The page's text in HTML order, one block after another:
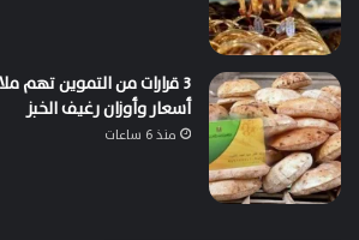
3 قرارات من التموين تهم
أسعار وأوزان رغيف الخبز
منذ 6 ساعات